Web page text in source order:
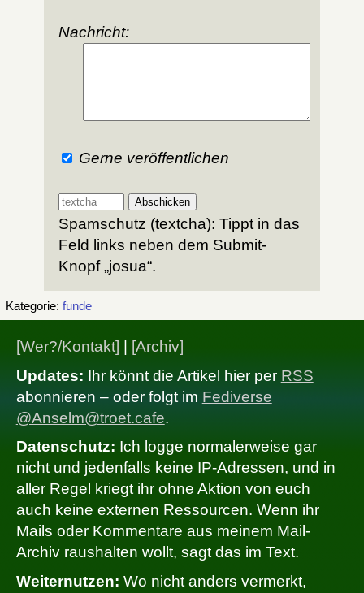
Nachricht:
Gerne veröffentlichen
Spamschutz (textcha): Tippt in das
Feld links neben dem Submit-
Knopf „josua“.
Kategorie: funde
[Wer?/Kontakt] | [Archiv]
Updates: Ihr könnt die Artikel hier per RSS
abonnieren – oder folgt im Fediverse
@Anselm@troet.cafe.
Datenschutz: Ich logge normalerweise gar
nicht und jedenfalls keine IP-Adressen, und in
aller Regel kriegt ihr ohne Aktion von euch
auch keine externen Ressourcen. Wenn ihr
Mails oder Kommentare aus meinem Mail-
Archiv raushalten wollt, sagt das im Text.
Weiternutzen: Wo nicht anders vermerkt,